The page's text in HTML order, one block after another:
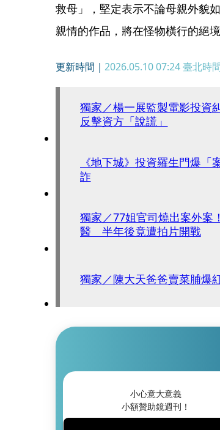
救母」，堅定表示不論母親外貌
親情的作品，將在怪物橫行的絕
更新時間｜ 2026.05.10 07:24臺北時
獨家／楊一展監製電影投
反擊資方「說謊」
《地下城》投資羅生門爆
詐
獨家／77姐官司燒出案外案
醫 半年後竟遭拍片開戰
獨家／陳大天爸爸賣菜脯
小心意大意義
小額贊助鏡週刊！